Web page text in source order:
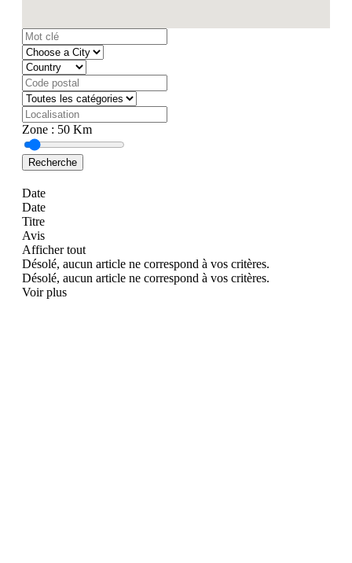
Zone : 50 Km
Recherche
Date
Date
Titre
Avis
Afficher tout
Désolé, aucun article ne correspond à vos critères.
Désolé, aucun article ne correspond à vos critères.
Voir plus